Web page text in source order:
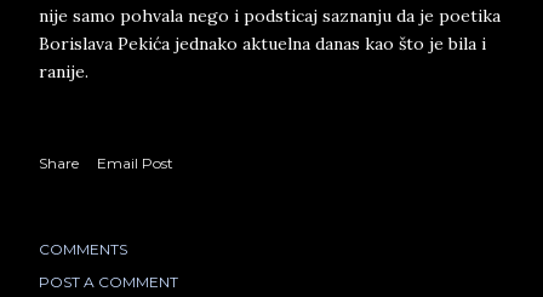
nije samo pohvala nego i podsticaj saznanju da je poetika
Borislava Pekića jednako aktuelna danas kao što je bila i
ranije.
Share Email Post
COMMENTS
POST A COMMENT